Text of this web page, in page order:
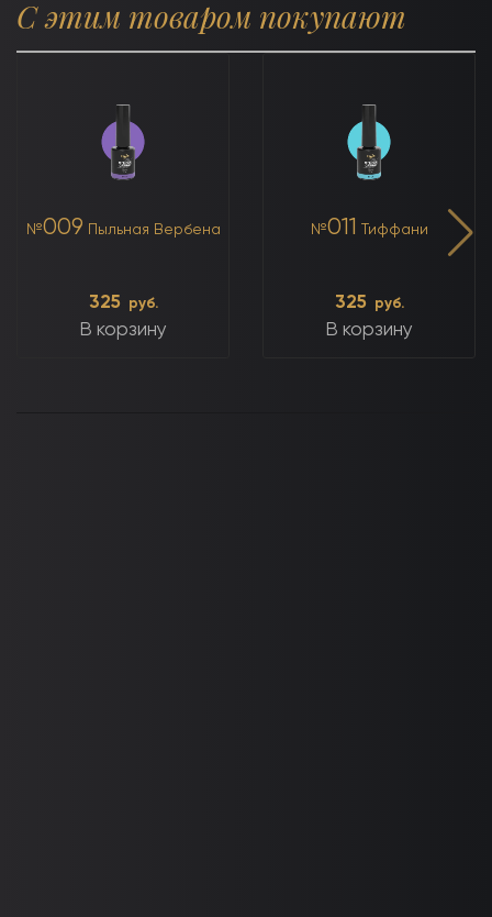
С этим товаром покупают
№009 Пыльная Вербена
325 руб.
В корзину
№011 Тиффани
325 руб.
В корзину